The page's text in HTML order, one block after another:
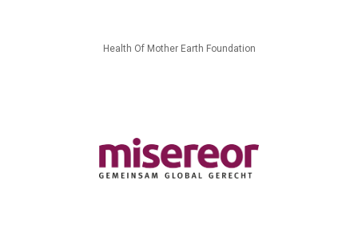
Health Of Mother Earth Foundation